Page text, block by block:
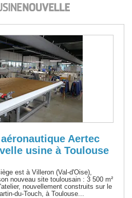
Aertec
usine à Toulouse
est à Villeron (Val-d'Oise),
nouveau site toulousain : 3 500 m²
nouvellement construits sur le
du-Touch, à Toulouse...